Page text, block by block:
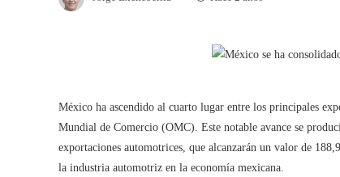
México ha ascendido al cuarto lugar entre los principales
Mundial de Comercio (OMC). Este notable avance se
exportaciones automotrices, que alcanzarán un valor de
la industria automotriz en la economía mexicana.